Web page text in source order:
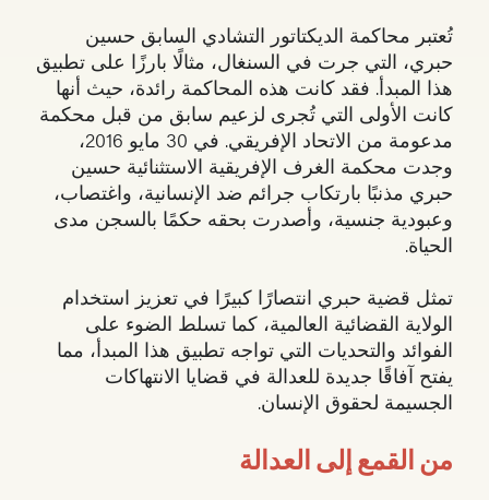
تُعتبر محاكمة الديكتاتور التشادي السابق حسين
حبري، التي جرت في السنغال، مثالًا بارزًا على تطبيق
هذا المبدأ. فقد كانت هذه المحاكمة رائدة، حيث أنها
كانت الأولى التي تُجرى لزعيم سابق من قبل محكمة
مدعومة من الاتحاد الإفريقي. في 30 مايو 2016،
وجدت محكمة الغرف الإفريقية الاستثنائية حسين
حبري مذنبًا بارتكاب جرائم ضد الإنسانية، واغتصاب،
وعبودية جنسية، وأصدرت بحقه حكمًا بالسجن مدى
الحياة.
تمثل قضية حبري انتصارًا كبيرًا في تعزيز استخدام
الولاية القضائية العالمية، كما تسلط الضوء على
الفوائد والتحديات التي تواجه تطبيق هذا المبدأ، مما
يفتح آفاقًا جديدة للعدالة في قضايا الانتهاكات
الجسيمة لحقوق الإنسان.
من القمع إلى العدالة